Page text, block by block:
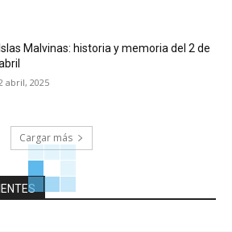
Islas Malvinas: historia y memoria del 2 de
abril, 2025
Cargar más